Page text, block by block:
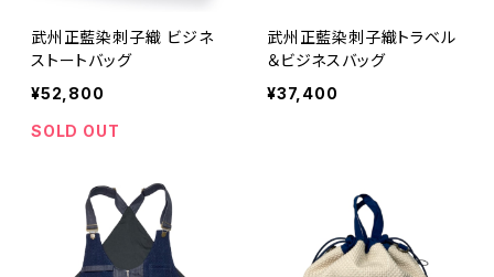
武州正藍染刺子織 ビジネ
ストートバッグ
¥52,800
SOLD OUT
武州正藍染刺子織トラベル
＆ビジネスバッグ
¥37,400